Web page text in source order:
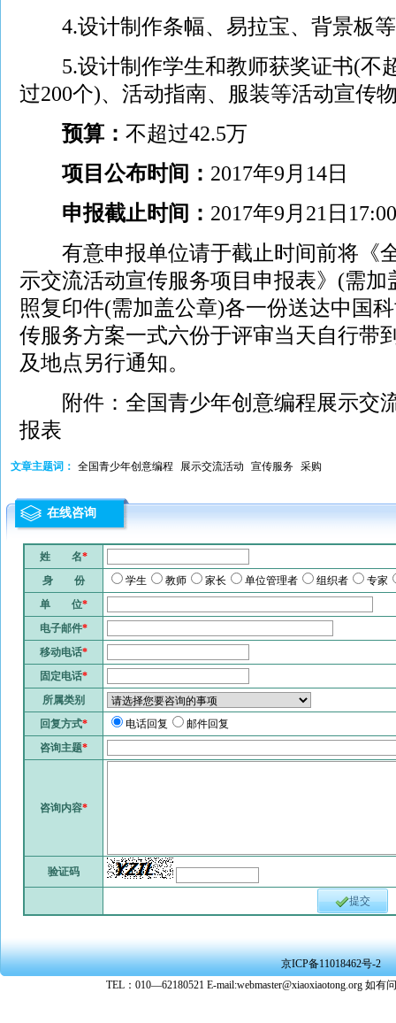
4.设计制作条幅、易拉宝、背景板
5.设计制作学生和教师获奖证书(不
过200个)、活动指南、服装等活动宣传
预算： 不超过42.5万
项目公布时间： 2017年9月14日
申报截止时间： 2017年9月21日17:00
有意申报单位请于截止时间前将《
示交流活动宣传服务项目申报表》(需
照复印件(需加盖公章)各一份送达中国
传服务方案一式六份于评审当天自行带
及地点另行通知。
附件： 全国青少年创意编程展示交
报表
文章主题词： 全国青少年创意编程 展示交流活动 宣传服务 采购
在线咨询
姓 名*
身 份
学生 教师 家长 单位管理者 组织者
专家
单 位*
电子邮件*
移动电话*
固定电话*
所属类别
回复方式* 电话回复
邮件回复
咨询主题*
咨询内容*
验证码
提交
京ICP备11018462号-2
TEL：010—62180521 E-mail:webmaster@xiaoxiaotong.org 如